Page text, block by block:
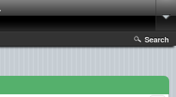
Search